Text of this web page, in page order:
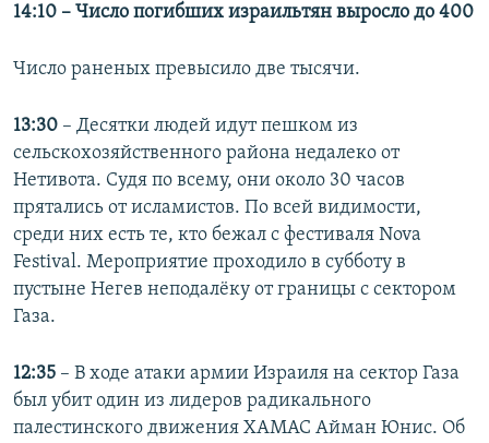
14:10 – Число погибших израильтян выросло до 400
Число раненых превысило две тысячи.
13:30 – Десятки людей идут пешком из
сельскохозяйственного района недалеко от
Нетивота. Судя по всему, они около 30 часов
прятались от исламистов. По всей видимости,
среди них есть те, кто бежал с фестиваля Nova
Festival. Мероприятие проходило в субботу в
пустыне Негев неподалёку от границы с сектором
Газа.
12:35 – В ходе атаки армии Израиля на сектор Газа
был убит один из лидеров радикального
палестинского движения ХАМАС Айман Юнис. Об